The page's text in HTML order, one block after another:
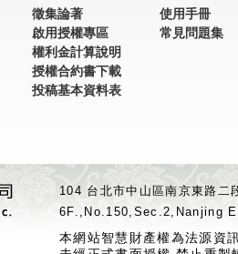
徵集論著
啟用授權專區
權利金計算說明
授權合約書下載
投稿基本資料表
使用手冊
常見問題集
104 台北市中山區南京東路二
6F.,No.150,Sec.2,Nanjing
本網站智慧財產權為法源資